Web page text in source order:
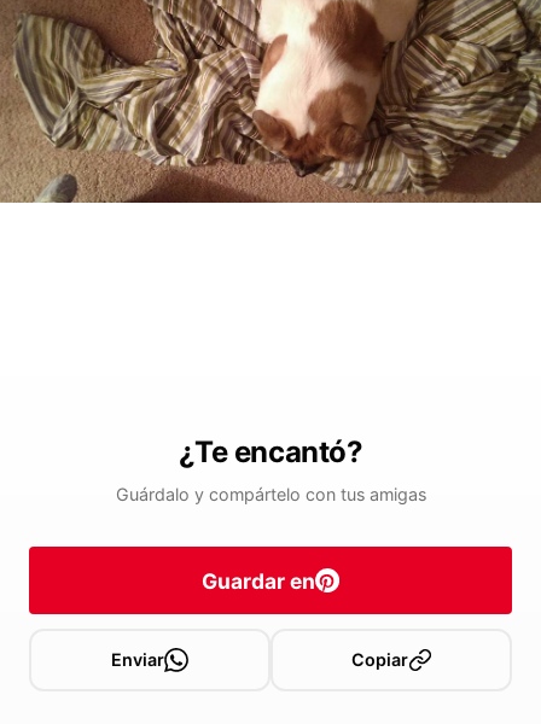
¿Te encantó?
Guárdalo y compártelo con tus amigas
Guardar en
Enviar Copiar